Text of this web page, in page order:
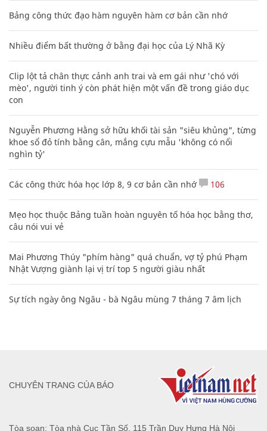
Bảng công thức đạo hàm nguyên hàm cơ bản cần nhớ
Nhiều điểm bất thường ở bằng đại học của Lý Nhã Kỳ
Clip lột tả chân thực cảnh anh trai và em gái như 'chó với
mèo', người tinh ý còn phát hiện một vấn đề trong giáo dục
con
Nguyễn Phương Hằng sở hữu khối tài sản "siêu khủng", từng
khoe sổ đỏ tính bằng cân, mắng cựu mẫu 'không có nổi
nghìn tỷ'
Các công thức hóa học lớp 8, 9 cơ bản cần nhớ 106
Mẹo học thuộc Bảng tuần hoàn nguyên tố hóa học bằng thơ,
câu nói vui vẻ
Mai Phương Thúy "phím hàng" quá chuẩn, vợ tỷ phú Phạm
Nhật Vượng giành lại vị trí top 5 người giàu nhất
Sự tích ngày ông Ngâu - bà Ngâu mùng 7 tháng 7 âm lịch
Tòa soạn: Tòa nhà Cục Tần Số, 115 Trần Duy Hưng Hà Nội
CHUYÊN TRANG CỦA BÁO